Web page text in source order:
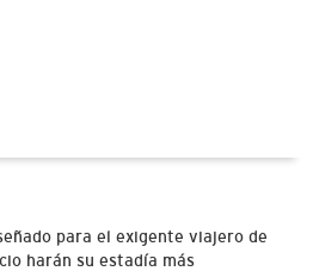
para el exigente viajero de
harán su estadía más